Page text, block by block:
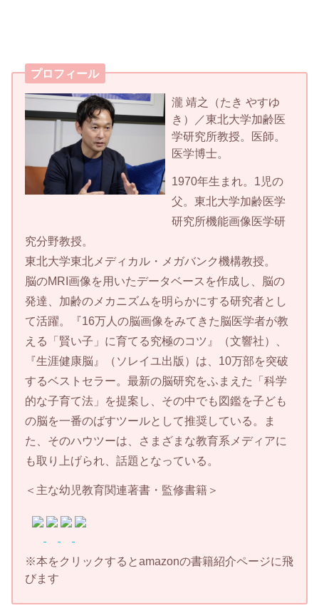
プロフィール
瀧 靖之（たき やすゆ
き）／東北大学加齢医
学研究所教授。医師。
医学博士。
1970年生まれ。1児の
父。東北大学加齢医学
研究所機能画像医学研
究分野教授。
東北大学東北メディカル・メガバンク機構教授。
脳のMRI画像を用いたデータベースを作成し、脳の
発達、加齢のメカニズムを明らかにする研究者とし
て活躍。『16万人の脳画像をみてきた脳医学者が教
える「賢い子」に育てる究極のコツ』（文響社）、
『生涯健康脳』（ソレイユ出版）は、10万部を突破
するベストセラー。最新の脳研究をふまえた「科学
的な子育て法」を提案し、その中でも図鑑を子ども
の脳を一番のばすツールとして推奨している。ま
た、そのハウツーは、さまざまな教育系メディアに
も取り上げられ、話題となっている。
＜主な幼児教育関連著書・監修書籍＞
※本をクリックするとamazonの書籍紹介ページに飛
びます